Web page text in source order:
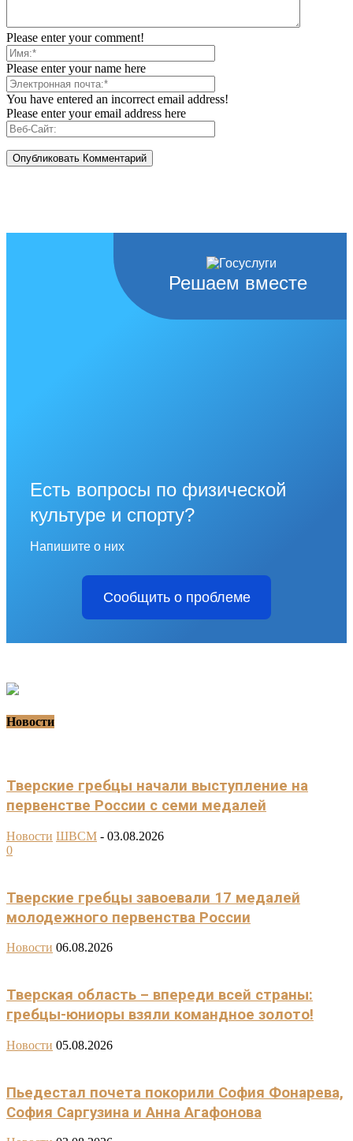
Please enter your comment!
Please enter your name here
You have entered an incorrect email address!
Please enter your email address here
Решаем вместе
Есть вопросы по физической
культуре и спорту?
Напишите о них
Сообщить о проблеме
Новости
Тверские гребцы начали выступление на
первенстве России с семи медалей
Новости ШВСМ - 03.08.2026
0
Тверские гребцы завоевали 17 медалей
молодежного первенства России
Новости 06.08.2026
Тверская область – впереди всей страны:
гребцы-юниоры взяли командное золото!
Новости 05.08.2026
Пьедестал почета покорили София Фонарева,
София Саргузина и Анна Агафонова